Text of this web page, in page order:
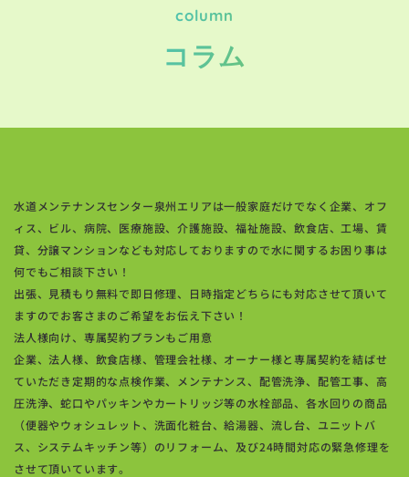
column
コラム
水道メンテナンスセンター泉州エリアは一般家庭だけでなく企業、オフ
ィス、ビル、病院、医療施設、介護施設、福祉施設、飲食店、工場、賃
貸、分譲マンションなども対応しておりますので水に関するお困り事は
何でもご相談下さい！
出張、見積もり無料で即日修理、日時指定どちらにも対応させて頂いて
ますのでお客さまのご希望をお伝え下さい！
法人様向け、専属契約プランもご用意
企業、法人様、飲食店様、管理会社様、オーナー様と専属契約を結ばせ
ていただき定期的な点検作業、メンテナンス、配管洗浄、配管工事、高
圧洗浄、蛇口やパッキンやカートリッジ等の水栓部品、各水回りの商品
（便器やウォシュレット、洗面化粧台、給湯器、流し台、ユニットバ
ス、システムキッチン等）のリフォーム、及び24時間対応の緊急修理を
させて頂いています。